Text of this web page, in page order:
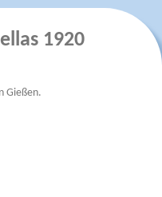
1920
Gießen.